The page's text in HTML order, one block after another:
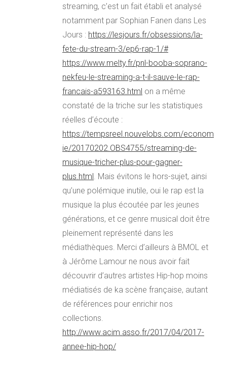
streaming, c’est un fait établi et analysé
notamment par Sophian Fanen dans Les
Jours : https://lesjours.fr/obsessions/la-
fete-du-stream-3/ep6-rap-1/#
https://www.melty.fr/pnl-booba-soprano-
nekfeu-le-streaming-a-t-il-sauve-le-rap-
francais-a593163.html on a même
constaté de la triche sur les statistiques
réelles d’écoute :
https://tempsreel.nouvelobs.com/econom
ie/20170202.OBS4755/streaming-de-
musique-tricher-plus-pour-gagner-
plus.html. Mais évitons le hors-sujet, ainsi
qu’une polémique inutile, oui le rap est la
musique la plus écoutée par les jeunes
générations, et ce genre musical doit être
pleinement représenté dans les
médiathèques. Merci d’ailleurs à BMOL et
à Jérôme Lamour ne nous avoir fait
découvrir d’autres artistes Hip-hop moins
médiatisés de ka scène française, autant
de références pour enrichir nos
collections.
http://www.acim.asso.fr/2017/04/2017-
annee-hip-hop/